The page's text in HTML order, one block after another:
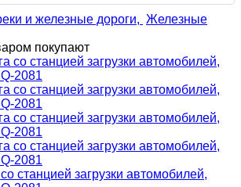
и железные дороги, Железные
покупают
станцией загрузки автомобилей,